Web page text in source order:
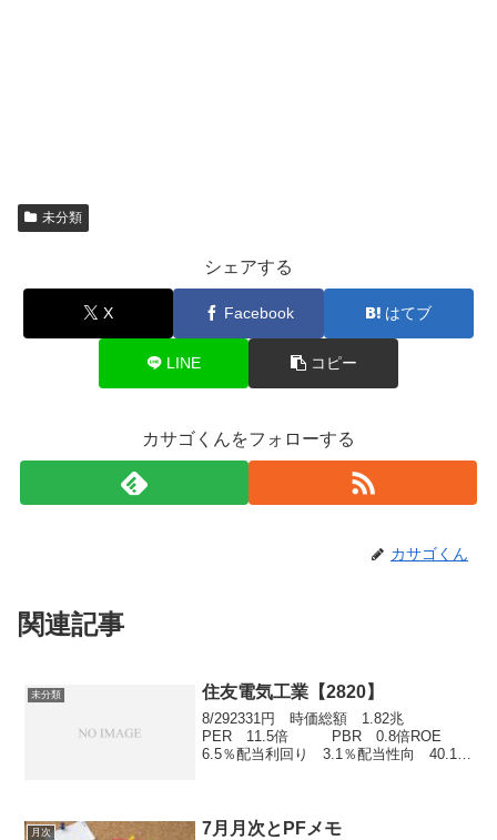
未分類
シェアする
X Facebook はてブ
LINE コピー
カサゴくんをフォローする
カサゴくん
関連記事
未分類 住友電気工業【2820】
8/292331円 時価総額 1.82兆
PER 11.5倍 PBR 0.8倍ROE
6.5％配当利回り 3.1％配当性向 40.1％
月次 7月月次とPFメモ